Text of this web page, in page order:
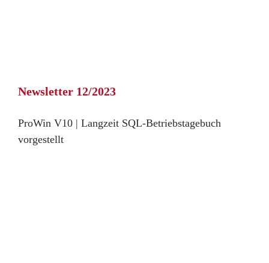
Newsletter 12/2023
ProWin V10 | Langzeit SQL-Betriebstagebuch
vorgestellt